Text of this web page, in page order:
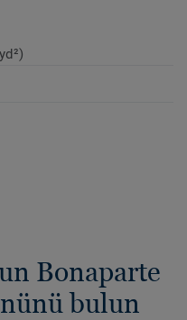
Bonaparte
bulun